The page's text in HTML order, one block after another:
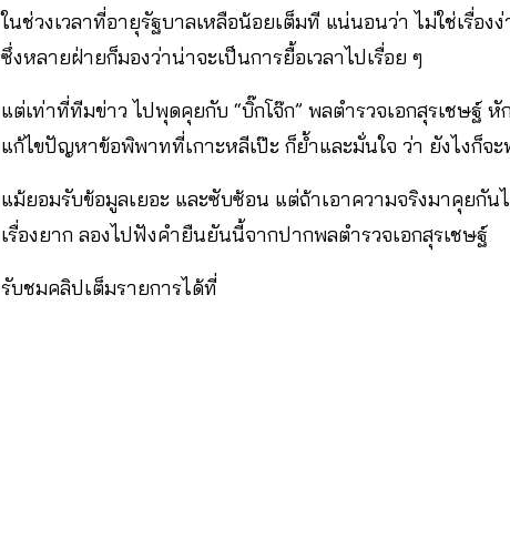
ในช่วงเวลาที่อายุรัฐบาลเหลือน้อยเต็มที แน่นอนว่า ไม่ใช่เรื่อ
ซึ่งหลายฝ่ายก็มองว่าน่าจะเป็นการยื้อเวลาไปเรื่อย ๆ
แต่เท่าที่ทีมข่าว ไปพุดคุยกับ “บิ๊กโจ๊ก” พลตำรวจเอกสุรเชษฐ์
แก้ไขปัญหาข้อพิพาทที่เกาะหลีเป๊ะ ก็ย้ำและมั่นใจ ว่า ยังไงก็จะ
แม้ยอมรับข้อมูลเยอะ และซับซ้อน แต่ถ้าเอาความจริงมาคุยกั
เรื่องยาก ลองไปฟังคำยืนยันนี้จากปากพลตำรวจเอกสุรเชษฐ์
รับชมคลิปเต็มรายการได้ที่